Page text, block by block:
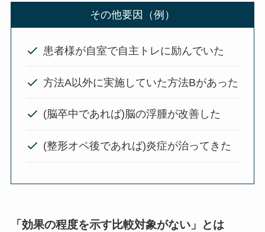
その他要因（例）
患者様が自室で自主トレに励んでいた
方法A以外に実施していた方法Bがあった
(脳卒中であれば)脳の浮腫が改善した
(整形オペ後であれば)炎症が治ってきた
「効果の程度を示す比較対象がない」とは